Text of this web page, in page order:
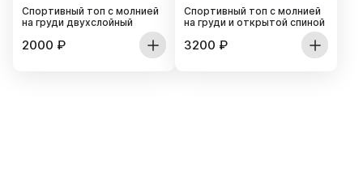
Спортивный топ с молнией
на груди двухслойный
2000 ₽
Спортивный топ с молнией
на груди и открытой спиной
3200 ₽